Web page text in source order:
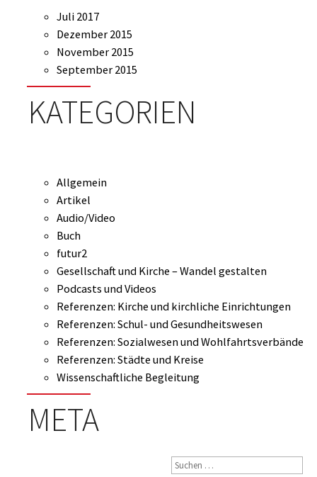
Juli 2017
Dezember 2015
November 2015
September 2015
KATEGORIEN
Allgemein
Artikel
Audio/Video
Buch
futur2
Gesellschaft und Kirche – Wandel gestalten
Podcasts und Videos
Referenzen: Kirche und kirchliche Einrichtungen
Referenzen: Schul- und Gesundheitswesen
Referenzen: Sozialwesen und Wohlfahrtsverbände
Referenzen: Städte und Kreise
Wissenschaftliche Begleitung
META